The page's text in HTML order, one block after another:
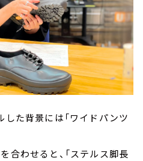
た背景には「ワイドパンツ
わせると、「ステルス脚長